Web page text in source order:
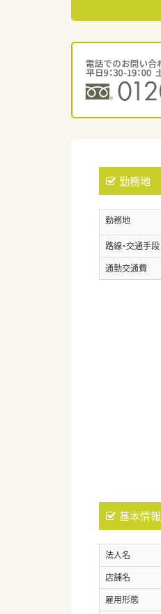
勤務地
勤務地
路線・交通手段
通勤交通費
基本情報
法人名
店舗名
雇用形態